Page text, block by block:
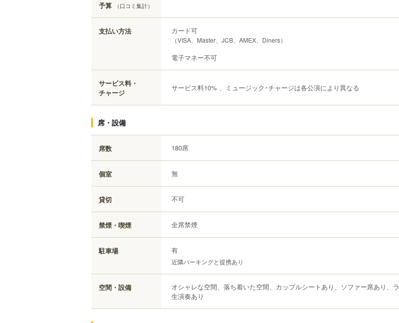
予算 （口コミ集計）
支払い方法 カード可
（VISA、Master、JCB、AMEX、Diners）
電子マネー不可
サービス料・
チャージ
サービス料10% 、ミュージック･チャージは各公演により異なる
席・設備
席数 180席
個室 無
貸切 不可
禁煙・喫煙 全席禁煙
駐車場 有
近隣パーキングと提携あり
空間・設備
オシャレな空間、落ち着いた空間、カップルシートあり、ソファー席あり、
生演奏あり